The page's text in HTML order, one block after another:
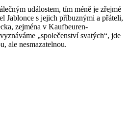
událostem, tím méně je zřejmé
Jablonce s jejich příbuznými a přáteli,
zejména v Kaufbeuren-
„společenství svatých“, jde
ale nesmazatelnou.